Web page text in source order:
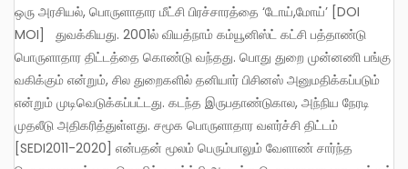
ஒரு அரசியல், பொருளாதார மீட்சி பிரச்சாரத்தை ‘டோய்,மோய்’ [DOI
MOI] துவக்கியது. 2001ல் வியத்நாம் கம்யூனிஸ்ட் கட்சி பத்தாண்டு
பொருளாதார திட்டத்தை கொண்டு வந்தது. பொது துறை முன்னணி பங்கு
வகிக்கும் என்றும், சில துறைகளில் தனியார் பிசினஸ் அனுமதிக்கப்படும்
என்றும் முடிவெடுக்கப்பட்டது. கடந்த இருபதாண்டுகால, அந்நிய நேரடி
முதலீடு அதிகரித்துள்ளது. சமூக பொருளாதார வளர்ச்சி திட்டம்
[SEDI2011-2020] என்பதன் மூலம் பெரும்பாலும் வேளாண் சார்ந்த